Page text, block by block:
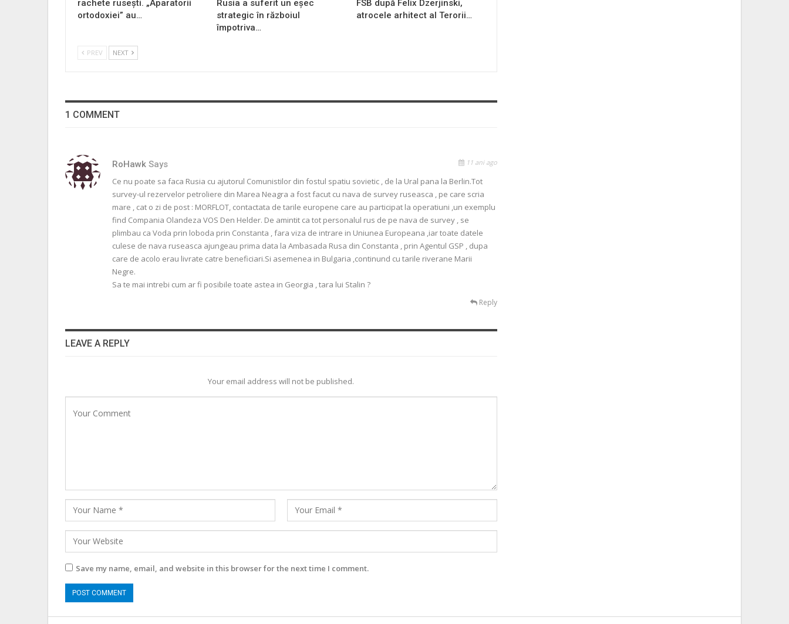
rachete rusești. „Aparatorii
ortodoxiei” au…
Rusia a suferit un eșec
strategic în războiul
împotriva…
FSB după Felix Dzerjinski,
atrocele arhitect al Terorii…
PREV NEXT
1 COMMENT
RoHawk Says 11 ani ago
Ce nu poate sa faca Rusia cu ajutorul Comunistilor din fostul spatiu sovietic , de la Ural pana la Berlin.Tot
survey-ul rezervelor petroliere din Marea Neagra a fost facut cu nava de survey ruseasca , pe care scria
mare , cat o zi de post : MORFLOT, contactata de tarile europene care au participat la operatiuni ,un exemplu
find Compania Olandeza VOS Den Helder. De amintit ca tot personalul rus de pe nava de survey , se
plimbau ca Voda prin loboda prin Constanta , fara viza de intrare in Uniunea Europeana ,iar toate datele
culese de nava ruseasca ajungeau prima data la Ambasada Rusa din Constanta , prin Agentul GSP , dupa
care de acolo erau livrate catre beneficiari.Si asemenea in Bulgaria ,continund cu tarile riverane Marii
Negre.
Sa te mai intrebi cum ar fi posibile toate astea in Georgia , tara lui Stalin ?
Reply
LEAVE A REPLY
Your email address will not be published.
Save my name, email, and website in this browser for the next time I comment.